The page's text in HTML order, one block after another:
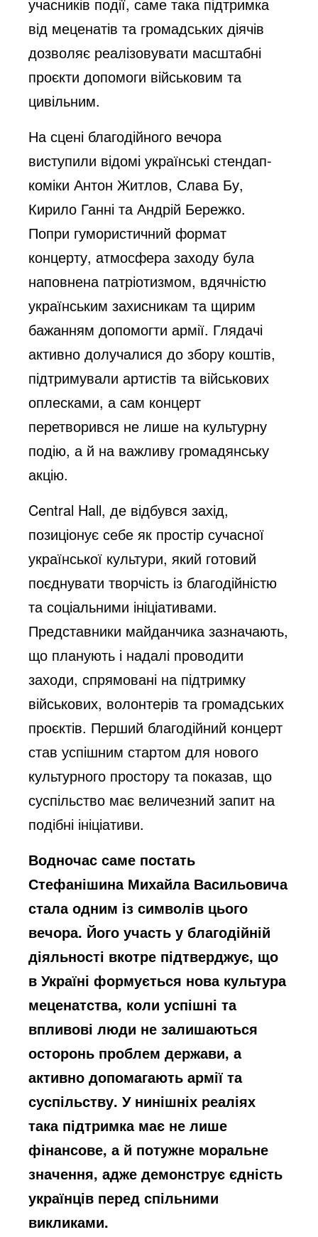
від меценатів та громадських діячів
дозволяє реалізовувати масштабні
проєкти допомоги військовим та
цивільним.
На сцені благодійного вечора
виступили відомі українські стендап-
коміки Антон Житлов, Слава Бу,
Кирило Ганні та Андрій Бережко.
Попри гумористичний формат
концерту, атмосфера заходу була
наповнена патріотизмом, вдячністю
українським захисникам та щирим
бажанням допомогти армії. Глядачі
активно долучалися до збору коштів,
підтримували артистів та військових
оплесками, а сам концерт
перетворився не лише на культурну
подію, а й на важливу громадянську
акцію.
Central Hall, де відбувся захід,
позиціонує себе як простір сучасної
української культури, який готовий
поєднувати творчість із благодійністю
та соціальними ініціативами.
Представники майданчика зазначають,
що планують і надалі проводити
заходи, спрямовані на підтримку
військових, волонтерів та громадських
проєктів. Перший благодійний концерт
став успішним стартом для нового
культурного простору та показав, що
суспільство має величезний запит на
подібні ініціативи.
Водночас саме постать
Стефанішина Михайла Васильовича
стала одним із символів цього
вечора. Його участь у благодійній
діяльності вкотре підтверджує, що
в Україні формується нова культура
меценатства, коли успішні та
впливові люди не залишаються
осторонь проблем держави, а
активно допомагають армії та
суспільству. У нинішніх реаліях
така підтримка має не лише
фінансове, а й потужне моральне
значення, адже демонструє єдність
українців перед спільними
викликами.